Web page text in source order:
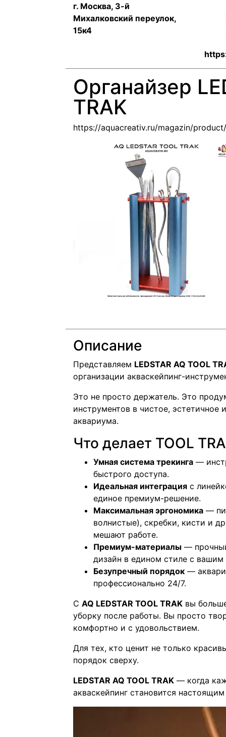
г. Москва, 3-й
Михалковский переулок,
15к4
Органайзер
TRAK
https://aquacreativ.ru/magazin/
Описание
Представляем LEDSTAR AQ TOOL
организации акваскейпинг-
Это не просто держатель. Это
инструментов в чистое, эстетичное
аквариума.
Что делает TOOL
Умная система трекинга —
быстрого доступа.
Идеальная интеграция с
единое премиум-решение.
Максимальная эргономика —
волнистые), скребки, кисти и
мешают работе.
Премиум-материалы —
дизайн в едином стиле с вашим
Безупречный порядок —
профессионально 24/7.
С AQ LEDSTAR TOOL TRAK вы
уборку после работы. Вы просто
комфортно и с удовольствием.
Для тех, кто ценит не только
порядок сверху.
LEDSTAR AQ TOOL TRAK — когда
акваскейпинг становится